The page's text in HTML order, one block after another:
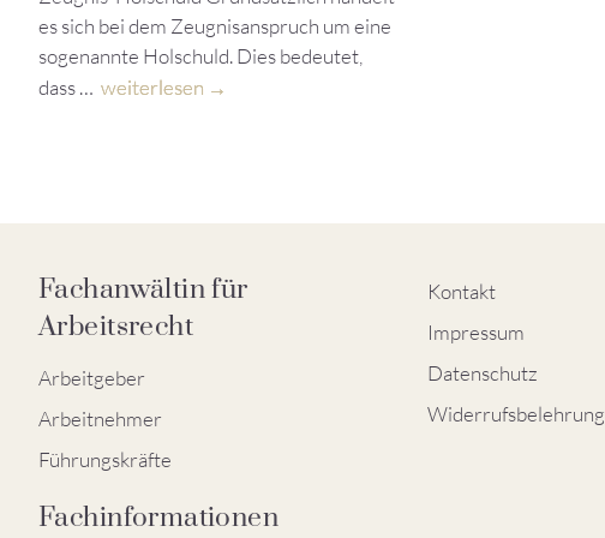
es sich bei dem Zeugnisanspruch um eine
sogenannte Holschuld. Dies bedeutet,
dass … weiterlesen
Fachanwältin für
Arbeitsrecht
Arbeitgeber
Arbeitnehmer
Führungskräfte
Fachinformationen
Kontakt
Impressum
Datenschutz
Widerrufsbelehrung